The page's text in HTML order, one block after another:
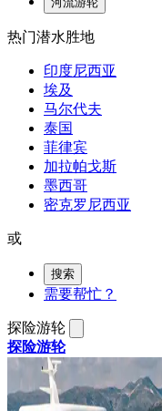
热门潜水胜地
印度尼西亚
埃及
马尔代夫
泰国
菲律宾
加拉帕戈斯
墨西哥
密克罗尼西亚
或
搜索
需要帮忙？
探险游轮
探险游轮